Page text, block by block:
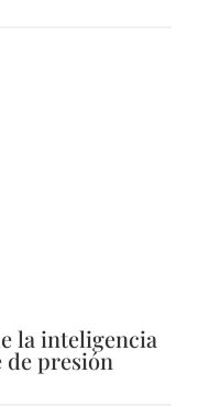
la inteligencia
presión